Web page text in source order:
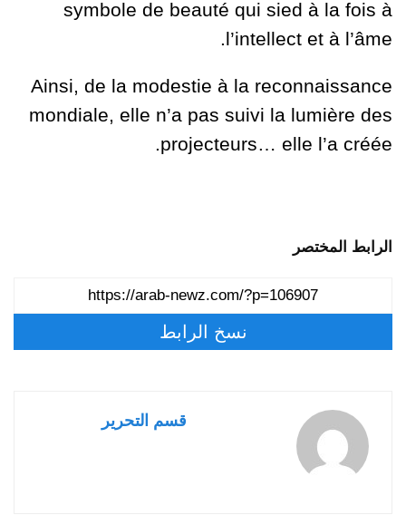
symbole de beauté qui sied à la fois à
l’intellect et à l’âme.
Ainsi, de la modestie à la reconnaissance
mondiale, elle n’a pas suivi la lumière des
projecteurs… elle l’a créée.
الرابط المختصر
نسخ الرابط
قسم التحرير